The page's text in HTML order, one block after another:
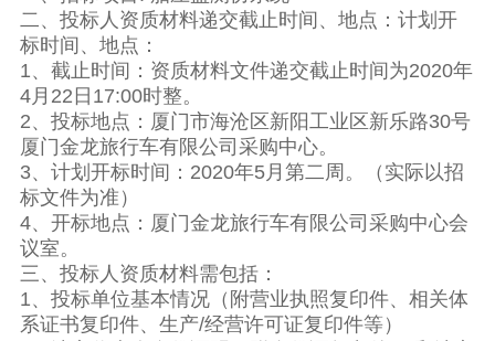
二、投标人资质材料递交截止时间、地点：计划开
标时间、地点：
1、截止时间：资质材料文件递交截止时间为2020年
4月22日17:00时整。
2、投标地点：厦门市海沧区新阳工业区新乐路30号
厦门金龙旅行车有限公司采购中心。
3、计划开标时间：2020年5月第二周。（实际以招
标文件为准）
4、开标地点：厦门金龙旅行车有限公司采购中心会
议室。
三、投标人资质材料需包括：
1、投标单位基本情况（附营业执照复印件、相关体
系证书复印件、生产/经营许可证复印件等）